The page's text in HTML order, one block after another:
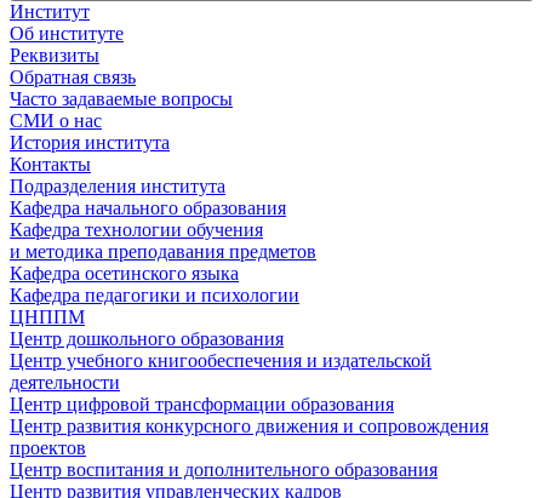
Институт
Об институте
Реквизиты
Обратная связь
Часто задаваемые вопросы
СМИ о нас
История института
Контакты
Подразделения института
Кафедра начального образования
Кафедра технологии обучения
и методика преподавания предметов
Кафедра осетинского языка
Кафедра педагогики и психологии
ЦНППМ
Центр дошкольного образования
Центр учебного книгообеспечения и издательской
деятельности
Центр цифровой трансформации образования
Центр развития конкурсного движения и сопровождения
проектов
Центр воспитания и дополнительного образования
Центр развития управленческих кадров